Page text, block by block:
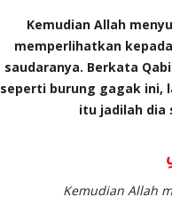
Kemudian Allah
memperlihatkan
saudaranya. Berkata
seperti burung gagak ini,
itu jadilah dia
Kemudian Allah